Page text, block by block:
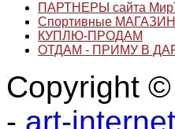
ПАРТНЕРЫ сайта
Спортивные
КУПЛЮ-ПРОДАМ
ОТДАМ - ПРИМУ В
Copyright
- art-